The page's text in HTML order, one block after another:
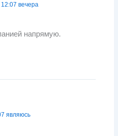
вечера
напрямую.
являюсь